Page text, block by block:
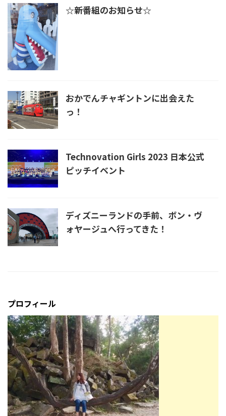
☆新番組のお知らせ☆
おかでんチャギントンに出会えた
っ！
Technovation Girls 2023 日本公式
ピッチイベント
ディズニーランドの手前、ボン・ヴ
ォヤージュへ行ってきた！
プロフィール